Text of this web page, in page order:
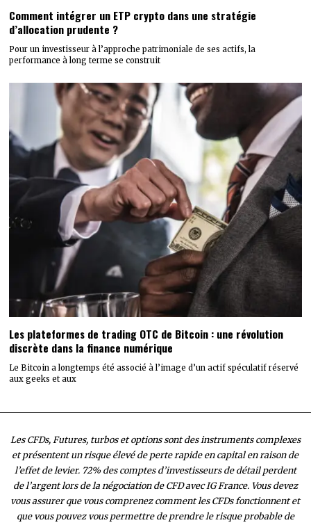
Comment intégrer un ETP crypto dans une stratégie
d’allocation prudente ?
Pour un investisseur à l’approche patrimoniale de ses actifs, la
performance à long terme se construit
Les plateformes de trading OTC de Bitcoin : une révolution
discrète dans la finance numérique
Le Bitcoin a longtemps été associé à l’image d’un actif spéculatif réservé
aux geeks et aux
Les CFDs, Futures, turbos et options sont des instruments complexes
et présentent un risque élevé de perte rapide en capital en raison de
l’effet de levier. 72% des comptes d’investisseurs de détail perdent
de l’argent lors de la négociation de CFD avec IG France. Vous devez
vous assurer que vous comprenez comment les CFDs fonctionnent et
que vous pouvez vous permettre de prendre le risque probable de